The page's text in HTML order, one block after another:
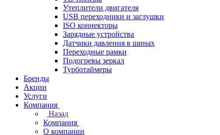
Утеплители двигателя
USB переходники и заглушки
ISO коннекторы
Зарядные устройства
Датчики давления в шинах
Переходные рамки
Подогревы зеркал
Турботаймеры
Бренды
Акции
Услуги
Компания
Назад
Компания
О компании